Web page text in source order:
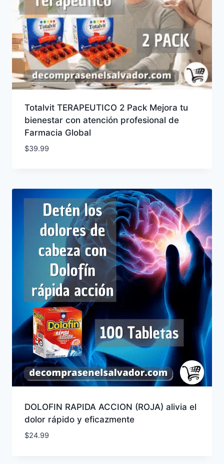
Totalvit TERAPEUTICO 2 Pack Mejora tu
bienestar con atención profesional de
Farmacia Global
$39.99
DOLOFIN RAPIDA ACCION (ROJA) alivia el
dolor rápido y eficazmente
$24.99